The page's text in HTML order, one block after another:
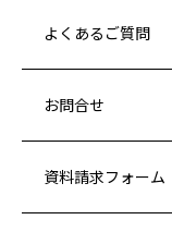
よくあるご質問
お問合せ
資料請求フォーム